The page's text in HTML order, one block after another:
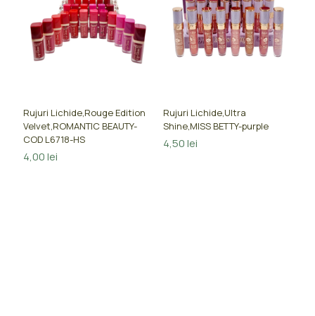
Rujuri Lichide,Rouge Edition
Velvet,ROMANTIC BEAUTY-
COD L6718-HS
4,00lei
Rujuri Lichide,Ultra
Shine,MISS BETTY-purple
4,50lei